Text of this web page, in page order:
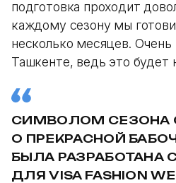
подготовка проходит
каждому сезону мы
несколько месяцев.
Ташкенте, ведь это будет
СИМВОЛОМ СЕЗОНА
О ПРЕКРАСНОЙ
БЫЛА РАЗРАБОТАНА
ДЛЯ VISA FASHION